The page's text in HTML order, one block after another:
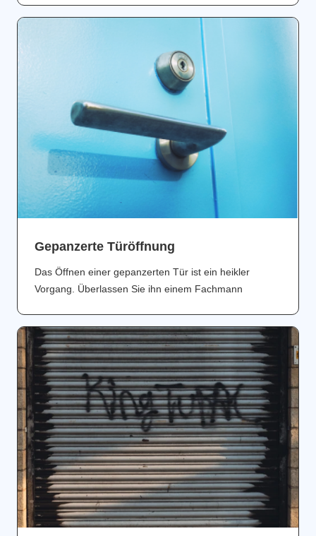
Gepanzerte Türöffnung
Das Öffnen einer gepanzerten Tür ist ein heikler
Vorgang. Überlassen Sie ihn einem Fachmann